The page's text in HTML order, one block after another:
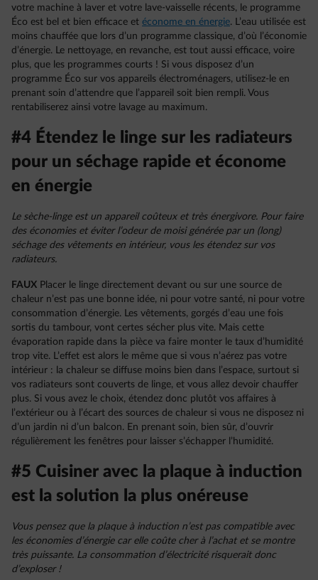
votre machine à laver et votre lave-vaisselle récents, le programme
Éco est bel et bien efficace et économe en énergie. L’eau utilisée est
moins chauffée que lors d’un programme classique, d’où l’économie
d’énergie. Le nettoyage, en revanche, est tout aussi efficace, voire
plus, que les programmes courts ! Si vous disposez d’un
programme Éco sur vos appareils électroménagers, utilisez-le en
prenant soin d’attendre que l’appareil soit bien rempli. Vous
rentabiliserez ainsi votre lavage au maximum.
#4 Étendez le linge sur les radiateurs
pour un séchage rapide et économe
en énergie
Le sèche-linge est un appareil coûteux et très énergivore. Pour faire
des économies et éviter l’odeur de moisi générée par un (long)
séchage des vêtements en intérieur, vous les étendez sur vos
radiateurs.
FAUX Placer le linge directement devant ou sur une source de
chaleur n’est pas une bonne idée, ni pour votre santé, ni pour votre
consommation d’énergie. Les vêtements, gorgés d’eau une fois
sortis du tambour, vont certes sécher plus vite. Mais cette
évaporation rapide dans la pièce va faire monter le taux d’humidité
trop vite. L’effet est alors le même que si vous n’aérez pas votre
intérieur : la chaleur se diffuse moins bien dans l’espace, surtout si
vos radiateurs sont couverts de linge, et vous allez devoir chauffer
plus. Si vous avez le choix, étendez donc plutôt vos affaires à
l’extérieur ou à l’écart des sources de chaleur si vous ne disposez ni
d’un jardin ni d’un balcon. En prenant soin, bien sûr, d’ouvrir
régulièrement les fenêtres pour laisser s’échapper l’humidité.
#5 Cuisiner avec la plaque à induction
est la solution la plus onéreuse
Vous pensez que la plaque à induction n’est pas compatible avec
les économies d’énergie car elle coûte cher à l’achat et se montre
très puissante. La consommation d’électricité risquerait donc
d’exploser !